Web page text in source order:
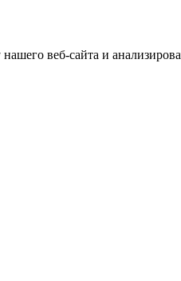
веб-сайта и